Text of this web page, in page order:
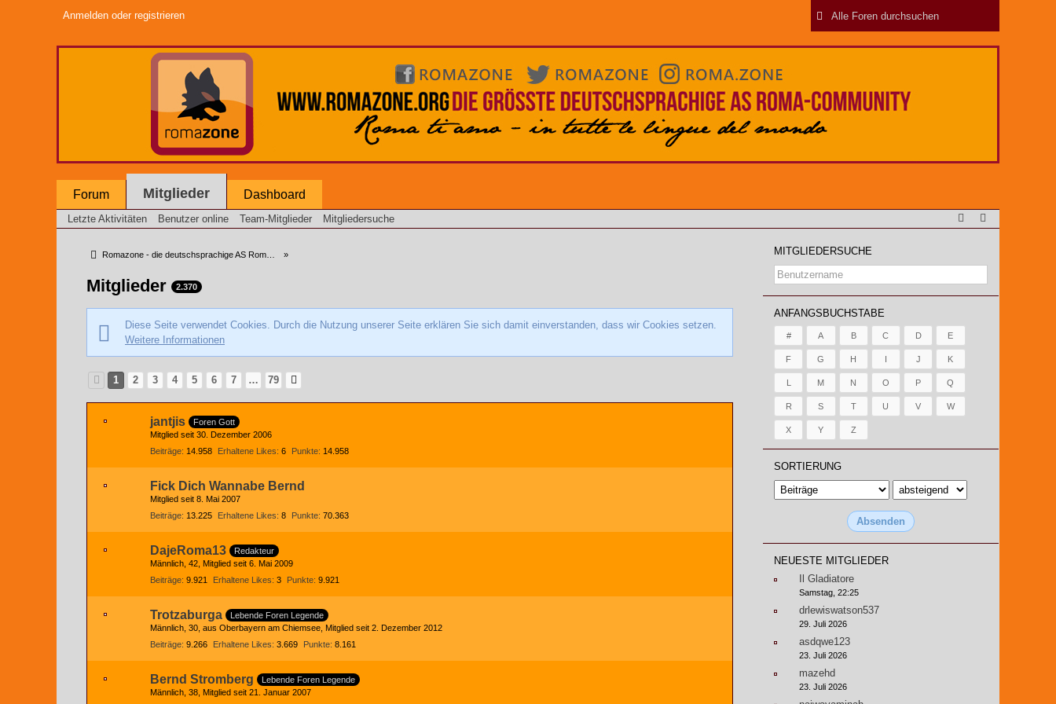
Anmelden oder registrieren
Forum Mitglieder Dashboard
Letzte Aktivitäten Benutzer online Team-Mitglieder Mitgliedersuche
Romazone - die deutschsprachige AS Roma Community »
Mitglieder 2.370
Diese Seite verwendet Cookies. Durch die Nutzung unserer Seite erklären Sie sich damit einverstanden, dass wir Cookies setzen.
Weitere Informationen
1 2 3 4 5 6 7 … 79
jantjis
Foren Gott
Mitglied seit 30. Dezember 2006
Beiträge 14.958 Erhaltene Likes 6 Punkte 14.958
Fick Dich Wannabe Bernd
Mitglied seit 8. Mai 2007
Beiträge 13.225 Erhaltene Likes 8 Punkte 70.363
DajeRoma13
Redakteur
Männlich 42 Mitglied seit 6. Mai 2009
Beiträge 9.921 Erhaltene Likes 3 Punkte 9.921
Trotzaburga
Lebende Foren Legende
Männlich 30 aus Oberbayern am Chiemsee Mitglied seit 2. Dezember 2012
Beiträge 9.266 Erhaltene Likes 3.669 Punkte 8.161
Bernd Stromberg
Lebende Foren Legende
Männlich 38 Mitglied seit 21. Januar 2007
MITGLIEDERSUCHE
ANFANGSBUCHSTABE
# A B C D E
F G H I J K
L M N O P Q
R S T U V W
X Y Z
SORTIERUNG
NEUESTE MITGLIEDER
Il Gladiatore
Samstag, 22:25
drlewiswatson537
29. Juli 2026
asdqwe123
23. Juli 2026
mazehd
23. Juli 2026